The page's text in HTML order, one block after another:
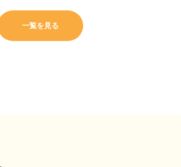
一覧を見る